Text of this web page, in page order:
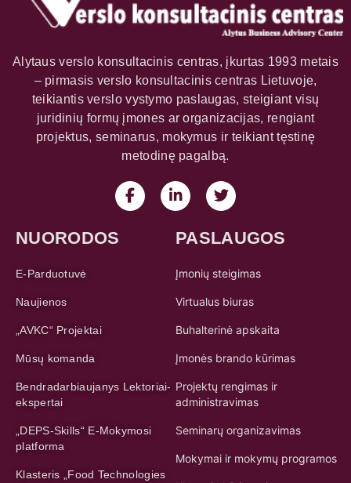
Alytaus verslo konsultacinis centras, įkurtas 1993 metais
– pirmasis verslo konsultacinis centras Lietuvoje,
teikiantis verslo vystymo paslaugas, steigiant visų
juridinių formų įmones ar organizacijas, rengiant
projektus, seminarus, mokymus ir teikiant tęstinę
metodinę pagalbą.
NUORODOS
E-Parduotuvė
Naujienos
„AVKC“ Projektai
Mūsų komanda
Bendradarbiaujanys Lektoriai-
ekspertai
„DEPS-Skills“ E-Mokymosi
platforma
Klasteris „Food Technologies
PASLAUGOS
Įmonių steigimas
Virtualus biuras
Buhalterinė apskaita
Įmonės brando kūrimas
Projektų rengimas ir
administravimas
Seminarų organizavimas
Mokymai ir mokymų programos